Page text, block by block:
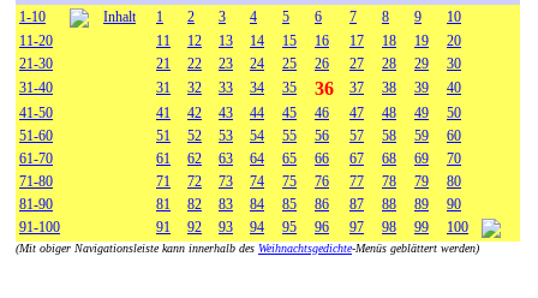
1-10 Inhalt 1 2 3 4 5 6 7 8 9
10
11-20
11 12 13 14 15 16 17 18 19
20
21-30
21 22 23 24 25 26 27 28 29
30
31-40
31 32 33 34 35 36 37 38 39
40
41-50
41 42 43 44 45 46 47 48 49
50
51-60
51 52 53 54 55 56 57 58 59
60
61-70
61 62 63 64 65 66 67 68 69
70
71-80
71 72 73 74 75 76 77 78 79
80
81-90
81 82 83 84 85 86 87 88 89
90
91-100
91 92 93 94 95 96 97 98 99 100
(Mit obiger Navigationsleiste kann innerhalb des Weihnachtsgedichte-Menüs geblättert werden)